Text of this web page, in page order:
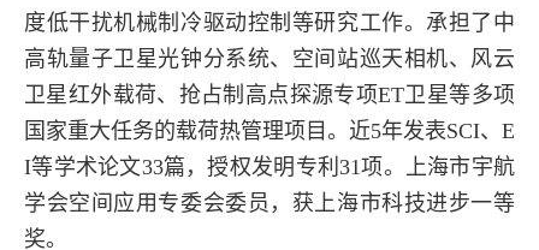
度低干扰机械制冷驱动控制等研究工作。承担了中
高轨量子卫星光钟分系统、空间站巡天相机、风云
卫星红外载荷、抢占制高点探源专项ET卫星等多项
国家重大任务的载荷热管理项目。近5年发表SCI、E
I等学术论文33篇，授权发明专利31项。上海市宇航
学会空间应用专委会委员，获上海市科技进步一等
奖。